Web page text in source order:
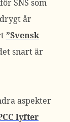
SNS som
år
”Svensk
snart är
aspekter
lyfter